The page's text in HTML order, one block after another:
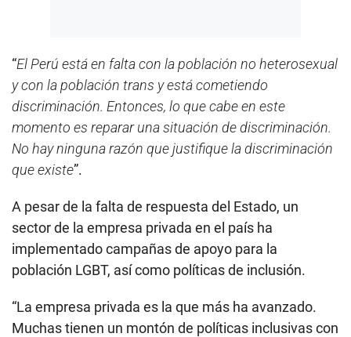
“El Perú está en falta con la población no heterosexual
y con la población trans y está cometiendo
discriminación. Entonces, lo que cabe en este
momento es reparar una situación de discriminación.
No hay ninguna razón que justifique la discriminación
que existe”.
A pesar de la falta de respuesta del Estado, un
sector de la empresa privada en el país ha
implementado campañas de apoyo para la
población LGBT, así como políticas de inclusión.
“La empresa privada es la que más ha avanzado.
Muchas tienen un montón de políticas inclusivas con